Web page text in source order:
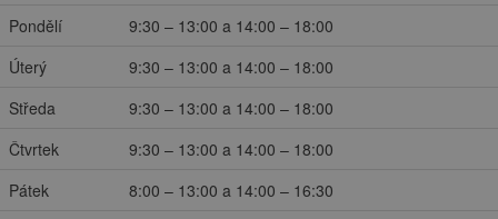
Pondělí
9:30 – 13:00 a 14:00 – 18:00
Úterý
9:30 – 13:00 a 14:00 – 18:00
Středa
9:30 – 13:00 a 14:00 – 18:00
Čtvrtek
9:30 – 13:00 a 14:00 – 18:00
Pátek
8:00 – 13:00 a 14:00 – 16:30